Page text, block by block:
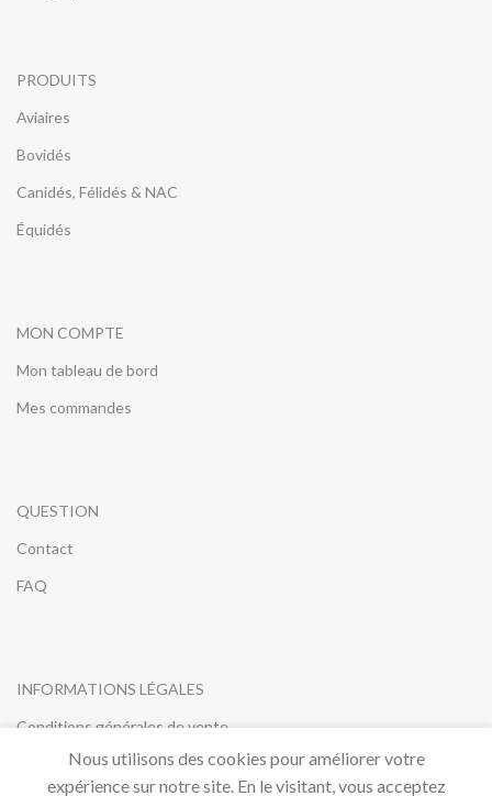
PRODUITS
Aviaires
Bovidés
Canidés, Félidés & NAC
Équidés
MON COMPTE
Mon tableau de bord
Mes commandes
QUESTION
Contact
FAQ
INFORMATIONS LÉGALES
Conditions générales de vente
Mentions légales
Nous utilisons des cookies pour améliorer votre
expérience sur notre site. En le visitant, vous acceptez